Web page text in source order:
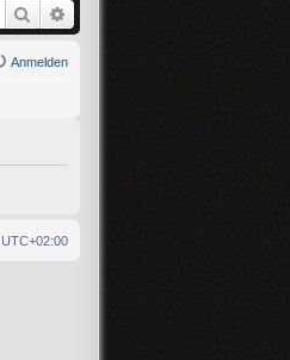
Suche
Anmelden
UTC+02:00